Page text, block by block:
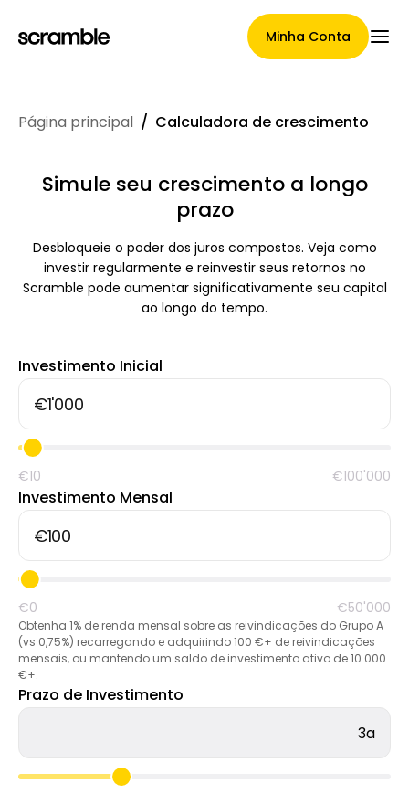
Minha Conta
Termos de cessão de
reclamações
Seleção de Marca
Calculadoras
Contacte-nos
Página principal / Calculadora de crescimento
Simule seu crescimento a longo
prazo
Desbloqueie o poder dos juros compostos. Veja como
investir regularmente e reinvestir seus retornos no
Scramble pode aumentar significativamente seu capital
ao longo do tempo.
Investimento Inicial
€10 €100'000
Investimento Mensal
€0 €50'000
Obtenha 1% de renda mensal sobre as reivindicações do Grupo A
(vs 0,75%) recarregando e adquirindo 100 €+ de reivindicações
mensais, ou mantendo um saldo de investimento ativo de 10.000
€+.
Prazo de Investimento
3a